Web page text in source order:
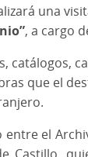
una
, a cargo
catálogos,
que el
el